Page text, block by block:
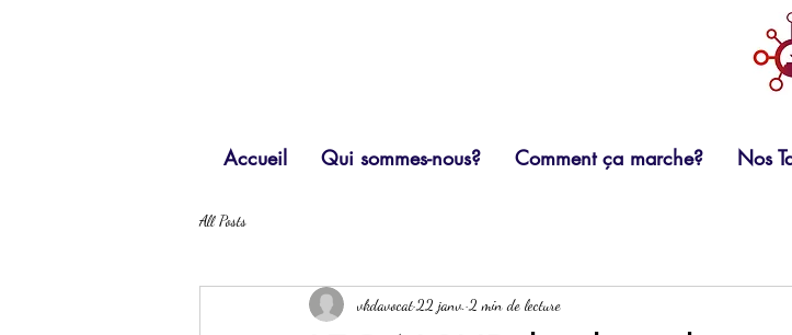
Accueil Qui sommes-nous? Comment ça marche? Nos
All Posts
vkdavocat22 janv. 2 min de lecture